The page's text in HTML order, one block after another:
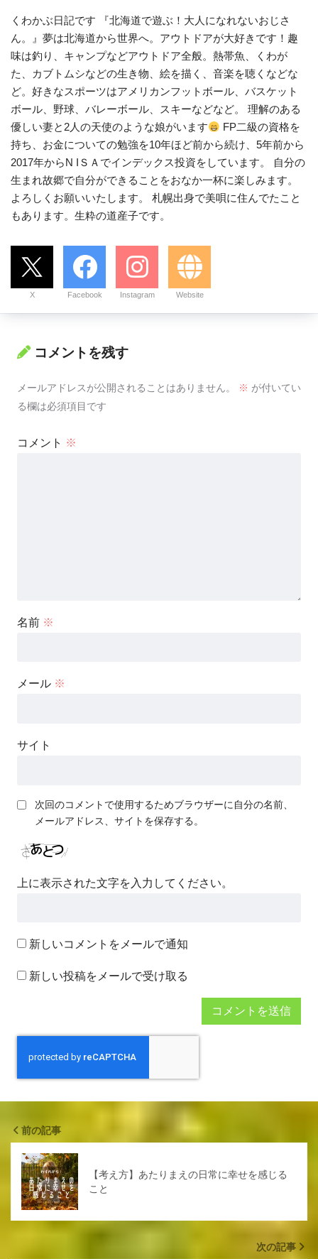
くわかぶ日記です 『北海道で遊ぶ！大人になれないおじさ
ん。』夢は北海道から世界へ。アウトドアが大好きです！趣
味は釣り、キャンプなどアウトドア全般。熱帯魚、くわが
た、カブトムシなどの生き物、絵を描く、音楽を聴くなどな
ど。好きなスポーツはアメリカンフットボール、バスケット
ボール、野球、バレーボール、スキーなどなど。 理解のある
優しい妻と2人の天使のような娘がいます
FP二級の資格を
持ち、お金についての勉強を10年ほど前から続け、5年前から
2017年からN IＳＡでインデックス投資をしています。 自分の
生まれ故郷で自分ができることをおなか一杯に楽しみます。
よろしくお願いいたします。 札幌出身で美唄に住んでたこと
もあります。生粋の道産子です。
X Facebook Instagram Website
コメントを残す
メールアドレスが公開されることはありません。 ※ が付いてい
る欄は必須項目です
コメント ※
名前 ※
メール ※
サイト
次回のコメントで使用するためブラウザーに自分の名前、
メールアドレス、サイトを保存する。
上に表示された文字を入力してください。
新しいコメントをメールで通知
新しい投稿をメールで受け取る
前の記事
【考え方】あたりまえの日常に幸せを感じる
こと
次の記事